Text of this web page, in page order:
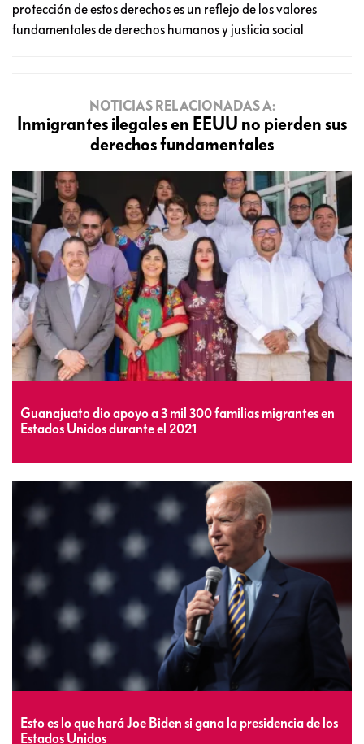
protección de estos derechos es un reflejo de los valores
fundamentales de derechos humanos y justicia social
NOTICIAS RELACIONADAS A:
Inmigrantes ilegales en EEUU no pierden sus
derechos fundamentales
Guanajuato dio apoyo a 3 mil 300 familias migrantes en
Estados Unidos durante el 2021
Esto es lo que hará Joe Biden si gana la presidencia de los
Estados Unidos